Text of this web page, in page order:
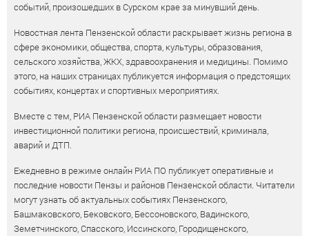
событий, произошедших в Сурском крае за минувший день.
Новостная лента Пензенской области раскрывает жизнь региона в
сфере экономики, общества, спорта, культуры, образования,
сельского хозяйства, ЖКХ, здравоохранения и медицины. Помимо
этого, на наших страницах публикуется информация о предстоящих
событиях, концертах и спортивных мероприятиях.
Вместе с тем, РИА Пензенской области размещает новости
инвестиционной политики региона, происшествий, криминала,
аварий и ДТП.
Ежедневно в режиме онлайн РИА ПО публикует оперативные и
последние новости Пензы и районов Пензенской области. Читатели
могут узнать об актуальных событиях Пензенского,
Башмаковского, Бековского, Бессоновского, Вадинского,
Земетчинского, Спасского, Иссинского, Городищенского,